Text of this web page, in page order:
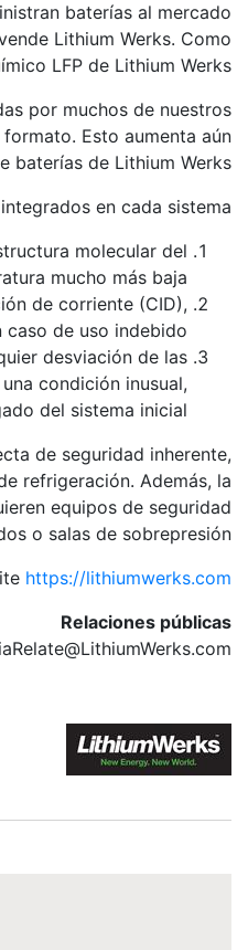
baterías al mercado
Lithium Werks. Como
LFP de Lithium Werks.
por muchos de nuestros
Esto aumenta aún
baterías de Lithium Werks.
en cada sistema:
molecular del
mucho más baja.
de corriente (CID),
de uso indebido.
desviación de las
condición inusual,
del sistema inicial.
de seguridad inherente,
refrigeración. Además, la
equipos de seguridad
o salas de sobrepresión.
https://lithiumwerks.com
Relaciones públicas